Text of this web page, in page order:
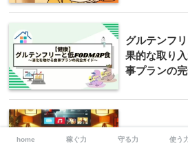
グルテンフ
果的な取り
事プランの
エンタメ好
home 稼ぐ力 守る力 使う